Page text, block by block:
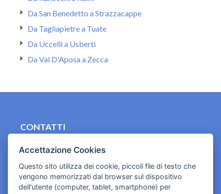
Da San Benedetto a Strazzacappe
Da Tagliapietre a Tuate
Da Uccelli a Usberti
Da Val D'Aposa a Zecca
CONTATTI
Cookies e informativa privacy
Accettazione Cookies
Questo sito utilizza dei cookie, piccoli file di testo che
vengono memorizzati dal browser sul dispositivo
dell'utente (computer, tablet, smartphone) per